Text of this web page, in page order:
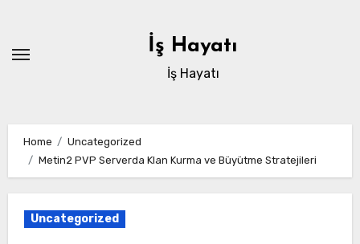
content
İş Hayatı
İş Hayatı
Home
Uncategorized
Metin2 PVP Serverda Klan Kurma ve Büyütme Stratejileri
Uncategorized